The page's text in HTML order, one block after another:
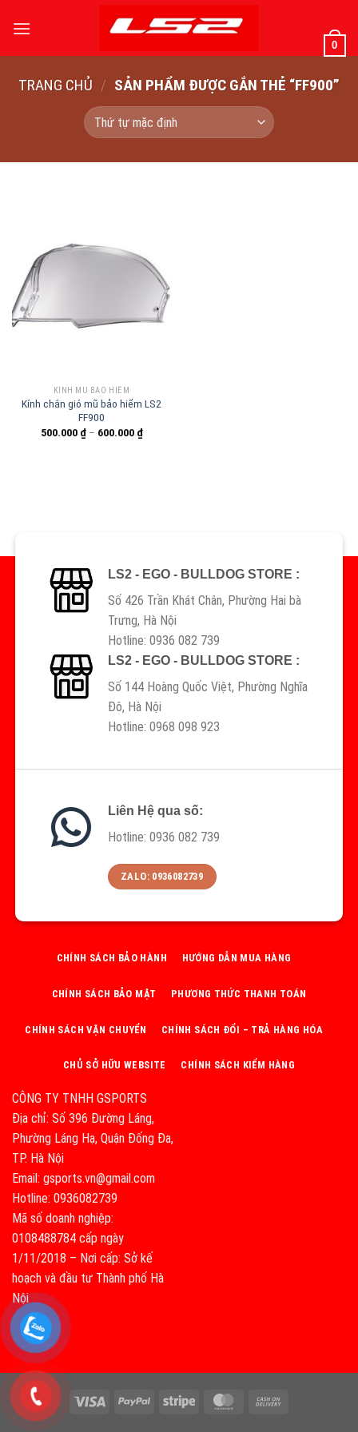
qua
0
TRANG CHỦ / SẢN PHẨM ĐƯỢC GẮN THẺ “FF900”
KÍNH MŨ BẢO HIỂM
Kính chắn gió mũ bảo hiểm LS2
FF900
500.000 ₫– 600.000 ₫
LS2 - EGO - BULLDOG STORE :
Số 426 Trần Khát Chân, Phường Hai bà
Trưng, Hà Nội
Hotline: 0936 082 739
LS2 - EGO - BULLDOG STORE :
Số 144 Hoàng Quốc Việt, Phường Nghĩa
Đô, Hà Nội
Hotline: 0968 098 923
Liên Hệ qua số:
Hotline: 0936 082 739
ZALO: 0936082739
CÔNG TY TNHH GSPORTS
Địa chỉ: Số 396 Đường Láng,
Phường Láng Hạ, Quận Đống Đa,
TP. Hà Nội
Email: gsports.vn@gmail.com
Hotline: 0936082739
Mã số doanh nghiệp:
0108488784 cấp ngày
1/11/2018 – Nơi cấp: Sở kế
hoạch và đầu tư Thành phố Hà
Nội
CHÍNH SÁCH BẢO HÀNH HƯỚNG DẪN MUA HÀNG
CHÍNH SÁCH BẢO MẬT PHƯƠNG THỨC THANH TOÁN
CHÍNH SÁCH VẬN CHUYỂN CHÍNH SÁCH ĐỔI – TRẢ HÀNG HÓA
CHỦ SỞ HỮU WEBSITE CHÍNH SÁCH KIỂM HÀNG